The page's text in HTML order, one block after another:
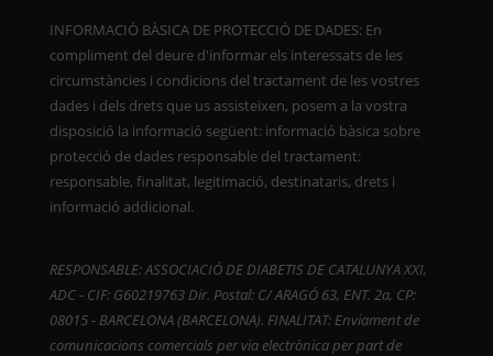
INFORMACIÓ BÀSICA DE PROTECCIÓ DE DADES: En
compliment del deure d'informar els interessats de les
circumstàncies i condicions del tractament de les vostres
dades i dels drets que us assisteixen, posem a la vostra
disposició la informació següent: informació bàsica sobre
protecció de dades responsable del tractament:
responsable, finalitat, legitimació, destinataris, drets i
informació addicional.
RESPONSABLE: ASSOCIACIÓ DE DIABETIS DE CATALUNYA XXI,
ADC - CIF: G60219763 Dir. Postal: C/ ARAGÓ 63, ENT. 2a, CP:
08015 - BARCELONA (BARCELONA). FINALITAT: Enviament de
comunicacions comercials per via electrònica per part de